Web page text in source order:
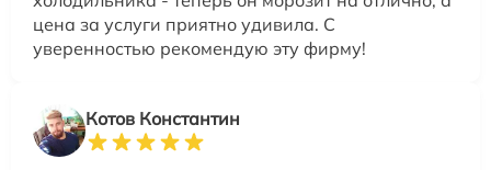
цена за услуги приятно удивила. С
уверенностью рекомендую эту фирму!
Котов Константин